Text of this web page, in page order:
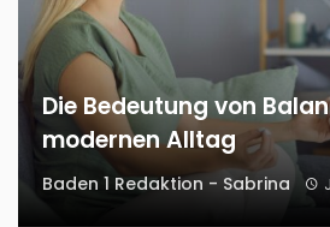
Die Bedeutung von
modernen Alltag
Baden 1 Redaktion - Sabrina